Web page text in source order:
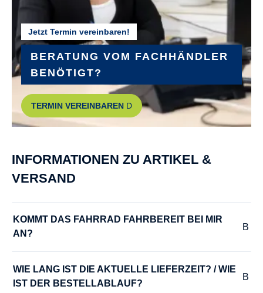
HINTERRADNABE :
Shimano Nexus
KURBELGARNITUR :
Aluminium
Bosch Smart 2A
2025
Jetzt Termin vereinbaren!
BERATUNG VOM FACHHÄNDLER
BENÖTIGT?
TERMIN VEREINBAREN
INFORMATIONEN ZU ARTIKEL &
VERSAND
KOMMT DAS FAHRRAD FAHRBEREIT BEI MIR
AN?
WIE LANG IST DIE AKTUELLE LIEFERZEIT? / WIE
IST DER BESTELLABLAUF?